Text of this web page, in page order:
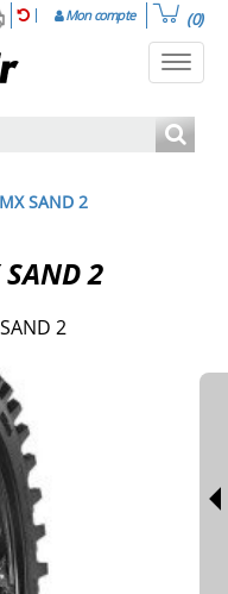
Mon compte (0)
SAND 2
2
2